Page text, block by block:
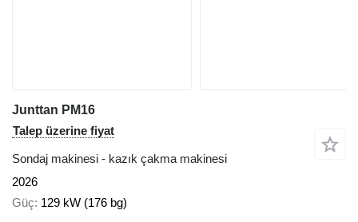
Junttan PM16
Talep üzerine fiyat
Sondaj makinesi - kazık çakma makinesi
2026
Güç 129 kW (176 bg)